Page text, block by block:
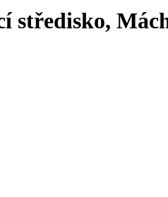
středisko,